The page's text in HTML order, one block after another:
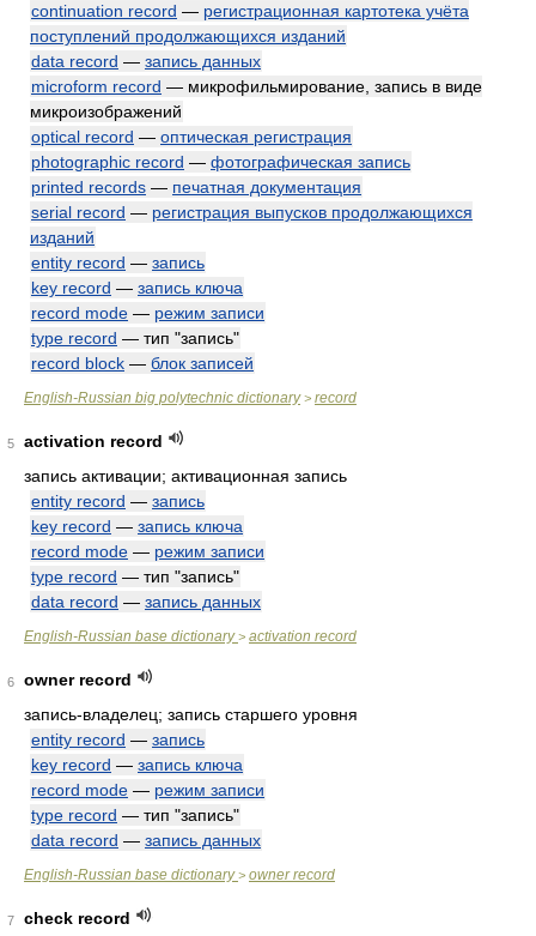
continuation record — регистрационная картотека учёта
поступлений продолжающихся изданий
data record — запись данных
microform record — микрофильмирование, запись в виде
микроизображений
optical record — оптическая регистрация
photographic record — фотографическая запись
printed records — печатная документация
serial record — регистрация выпусков продолжающихся
изданий
entity record — запись
key record — запись ключа
record mode — режим записи
type record — тип "запись"
record block — блок записей
English-Russian big polytechnic dictionary> record
5
activation record
запись активации; активационная запись
entity record — запись
key record — запись ключа
record mode — режим записи
type record — тип "запись"
data record — запись данных
English-Russian base dictionary> activation record
6
owner record
запись-владелец; запись старшего уровня
entity record — запись
key record — запись ключа
record mode — режим записи
type record — тип "запись"
data record — запись данных
English-Russian base dictionary> owner record
7
check record